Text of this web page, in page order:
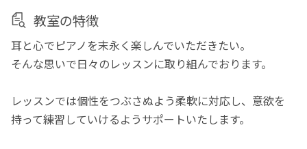
教室の特徴
耳と心でピアノを末永く楽しんでいただきたい。
そんな思いで日々のレッスンに取り組んでおります。
レッスンでは個性をつぶさぬよう柔軟に対応し、意欲を
持って練習していけるようサポートいたします。